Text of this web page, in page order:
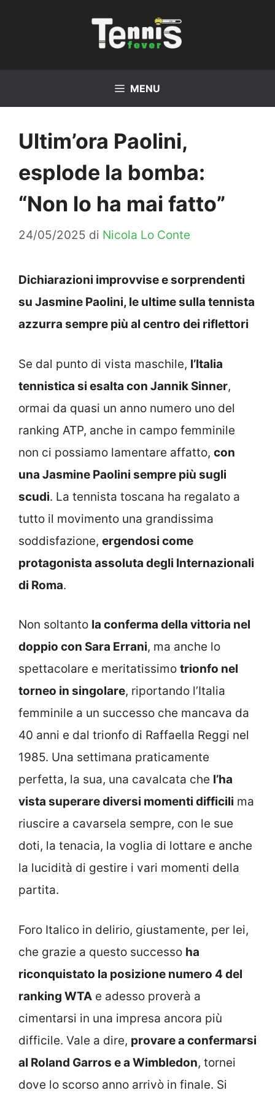
MENU
Ultim’ora Paolini,
esplode la bomba:
“Non lo ha mai fatto”
24/05/2025 di Nicola Lo Conte
Dichiarazioni improvvise e sorprendenti
su Jasmine Paolini, le ultime sulla tennista
azzurra sempre più al centro dei riflettori
Se dal punto di vista maschile, l’Italia
tennistica si esalta con Jannik Sinner,
ormai da quasi un anno numero uno del
ranking ATP, anche in campo femminile
non ci possiamo lamentare affatto, con
una Jasmine Paolini sempre più sugli
scudi. La tennista toscana ha regalato a
tutto il movimento una grandissima
soddisfazione, ergendosi come
protagonista assoluta degli Internazionali
di Roma.
Non soltanto la conferma della vittoria nel
doppio con Sara Errani, ma anche lo
spettacolare e meritatissimo trionfo nel
torneo in singolare, riportando l’Italia
femminile a un successo che mancava da
40 anni e dal trionfo di Raffaella Reggi nel
1985. Una settimana praticamente
perfetta, la sua, una cavalcata che l’ha
vista superare diversi momenti difficili ma
riuscire a cavarsela sempre, con le sue
doti, la tenacia, la voglia di lottare e anche
la lucidità di gestire i vari momenti della
partita.
Foro Italico in delirio, giustamente, per lei,
che grazie a questo successo ha
riconquistato la posizione numero 4 del
ranking WTA e adesso proverà a
cimentarsi in una impresa ancora più
difficile. Vale a dire, provare a confermarsi
al Roland Garros e a Wimbledon, tornei
dove lo scorso anno arrivò in finale. Si